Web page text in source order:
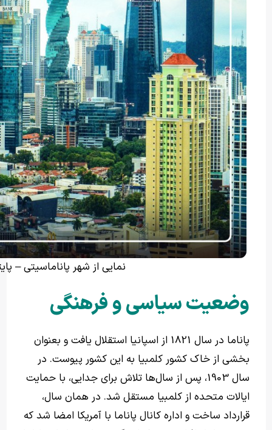
نمایی از شهر پاناماسیتی –
وضعیت سیاسی و فرهنگی
پاناما در سال 1821 از اسپانیا استقلال یافت و بعنوان
بخشی از خاک کشور کلمبیا به این کشور پیوست. در
سال 1903، پس از سال‌ها تلاش برای جدایی، با حمایت
ایالات متحده از کلمبیا مستقل شد. در همان سال،
قرارداد ساخت و اداره کانال پاناما با آمریکا امضا شد که